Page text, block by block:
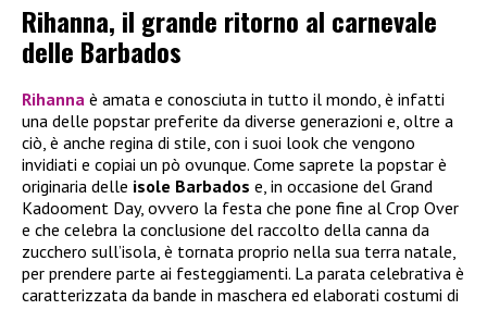
Rihanna, il grande ritorno al carnevale
delle Barbados
Rihanna è amata e conosciuta in tutto il mondo, è infatti
una delle popstar preferite da diverse generazioni e, oltre a
ciò, è anche regina di stile, con i suoi look che vengono
invidiati e copiai un pò ovunque. Come saprete la popstar è
originaria delle isole Barbados e, in occasione del Grand
Kadooment Day, ovvero la festa che pone fine al Crop Over
e che celebra la conclusione del raccolto della canna da
zucchero sull’isola, è tornata proprio nella sua terra natale,
per prendere parte ai festeggiamenti. La parata celebrativa è
caratterizzata da bande in maschera ed elaborati costumi di